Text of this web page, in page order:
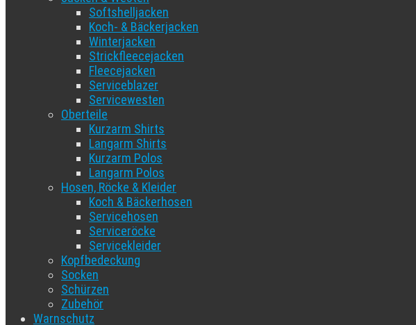
Softshelljacken
Koch- & Bäckerjacken
Winterjacken
Strickfleecejacken
Fleecejacken
Serviceblazer
Servicewesten
Oberteile
Kurzarm Shirts
Langarm Shirts
Kurzarm Polos
Langarm Polos
Hosen, Röcke & Kleider
Koch & Bäckerhosen
Servicehosen
Serviceröcke
Servicekleider
Kopfbedeckung
Socken
Schürzen
Zubehör
Warnschutz